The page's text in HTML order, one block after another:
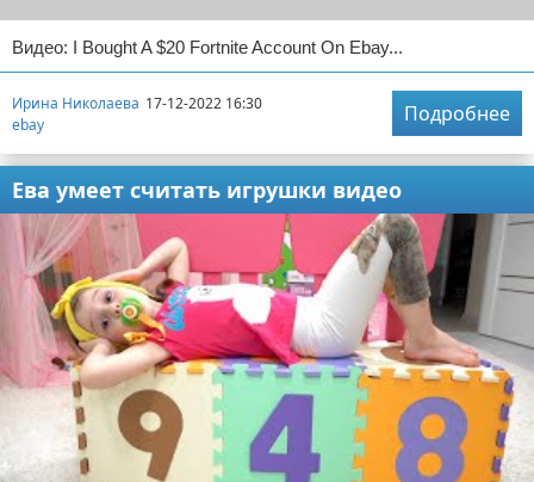
Видео: I Bought A $20 Fortnite Account On Ebay...
Ирина Николаева 17-12-2022 16:30
ebay
Подробнее
Ева умеет считать игрушки видео